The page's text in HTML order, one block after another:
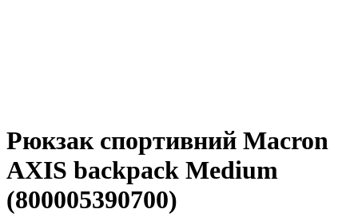
Рюкзак спортивний Macron
AXIS backpack Medium
(800005390700)